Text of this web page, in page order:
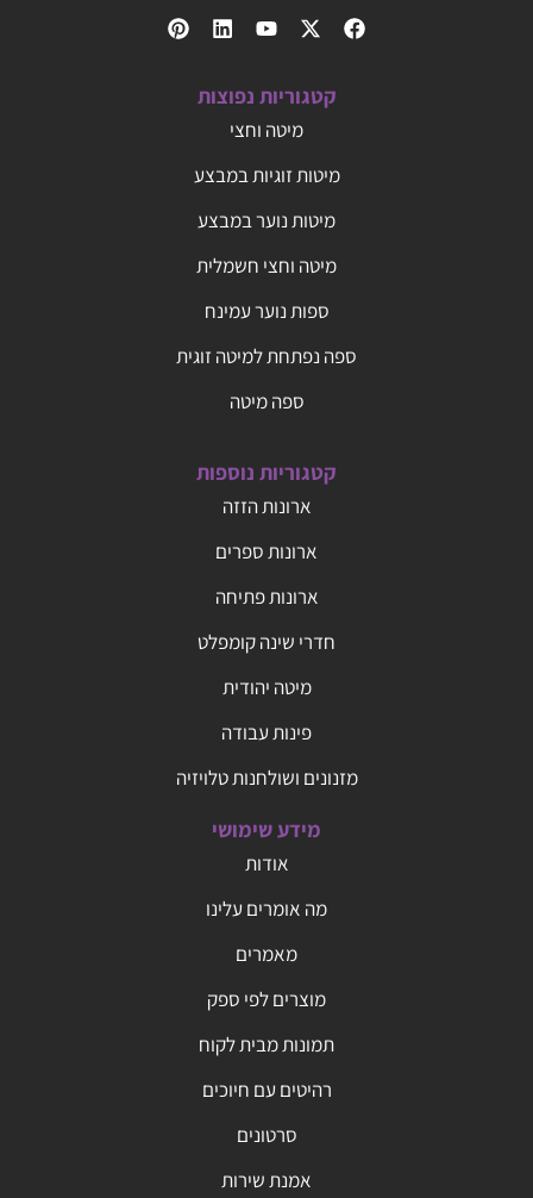
קטגוריות נפוצות
מיטה וחצי
מיטות זוגיות במבצע
מיטות נוער במבצע
מיטה וחצי חשמלית
ספות נוער עמינח
ספה נפתחת למיטה זוגית
ספה מיטה
קטגוריות נוספות
ארונות הזזה
ארונות ספרים
ארונות פתיחה
חדרי שינה קומפלט
מיטה יהודית
פינות עבודה
מזנונים ושולחנות טלויזיה
מידע שימושי
אודות
מה אומרים עלינו
מאמרים
מוצרים לפי ספק
תמונות מבית לקוח
רהיטים עם חיוכים
סרטונים
אמנת שירות